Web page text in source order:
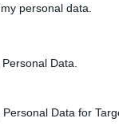
personal data.
Data.
Data for
Il giudizio di
all'uscita a
rete